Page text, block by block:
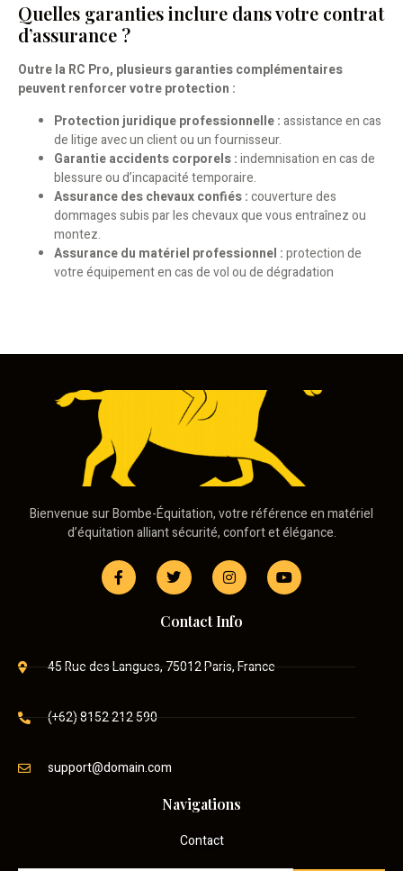
Quelles garanties inclure dans votre contrat
d’assurance ?
Outre la RC Pro, plusieurs garanties complémentaires
peuvent renforcer votre protection :
Protection juridique professionnelle :assistance en cas
de litige avec un client ou un fournisseur.
Garantie accidents corporels :indemnisation en cas de
blessure ou d’incapacité temporaire.
Assurance des chevaux confiés :couverture des
dommages subis par les chevaux que vous entraînez ou
montez.
Assurance du matériel professionnel :protection de
votre équipement en cas de vol ou de dégradation
Bienvenue sur Bombe-Équitation, votre référence en matériel
d’équitation alliant sécurité, confort et élégance.
Contact Info
45 Rue des Langues, 75012 Paris, France
(+62) 8152 212 590
support@domain.com
Navigations
Contact